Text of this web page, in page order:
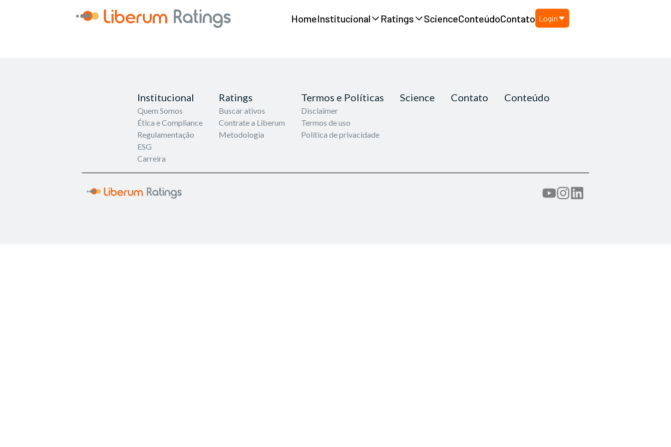
HomeInstitucional Ratings ScienceConteúdoContato Login
Institucional
Quem Somos
Ética e Compliance
Regulamentação
ESG
Carreira
Ratings
Buscar ativos
Contrate a Liberum
Metodologia
Termos e Políticas
Disclaimer
Termos de uso
Política de privacidade
Science Contato Conteúdo